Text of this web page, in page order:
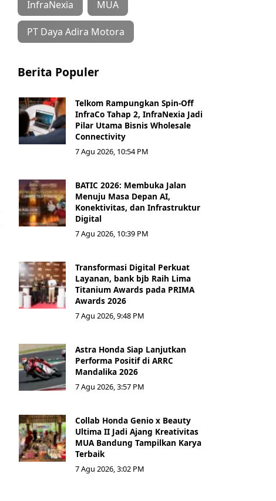
InfraNexia MUA
PT Daya Adira Motora
Berita Populer
Telkom Rampungkan Spin-Off
InfraCo Tahap 2, InfraNexia Jadi
Pilar Utama Bisnis Wholesale
Connectivity
7 Agu 2026, 10:54 PM
BATIC 2026: Membuka Jalan
Menuju Masa Depan AI,
Konektivitas, dan Infrastruktur
Digital
7 Agu 2026, 10:39 PM
Transformasi Digital Perkuat
Layanan, bank bjb Raih Lima
Titanium Awards pada PRIMA
Awards 2026
7 Agu 2026, 9:48 PM
Astra Honda Siap Lanjutkan
Performa Positif di ARRC
Mandalika 2026
7 Agu 2026, 3:57 PM
Collab Honda Genio x Beauty
Ultima II Jadi Ajang Kreativitas
MUA Bandung Tampilkan Karya
Terbaik
7 Agu 2026, 3:02 PM